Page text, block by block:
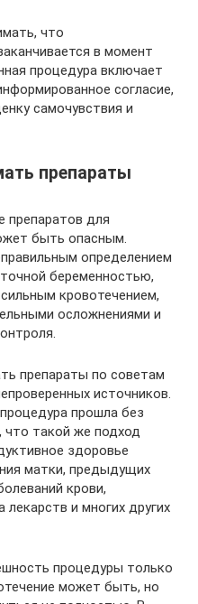
что
в момент
процедура включает
согласие,
самочувствия и
препараты
препаратов для
быть опасным.
определением
беременностью,
кровотечением,
осложнениями и
препараты по советам
источников.
прошла без
что такой же подход
здоровье
матки, предыдущих
крови,
лекарств и многих других
процедуры только
может быть, но